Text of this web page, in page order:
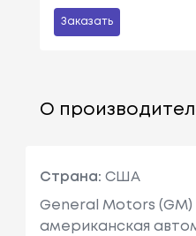
Заказать
О
Страна: США
General Motors
американская